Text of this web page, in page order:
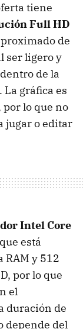
tiene
Full HD
de
ser ligero y
de la
. La gráfica es
lo que no
jugar o editar
Intel Core
está
RAM y 512
por lo que
el
duración de
depende del